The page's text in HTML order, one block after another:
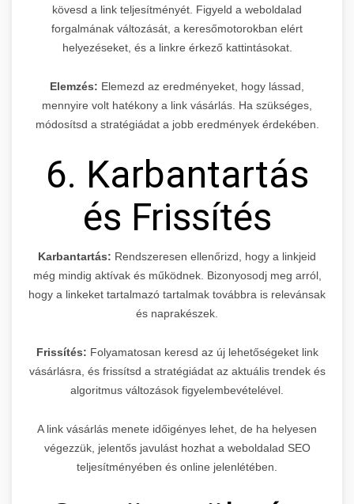
kövesd a link teljesítményét. Figyeld a weboldalad
forgalmának változását, a keresőmotorokban elért
helyezéseket, és a linkre érkező kattintásokat.
Elemzés: Elemezd az eredményeket, hogy lássad,
mennyire volt hatékony a link vásárlás. Ha szükséges,
módosítsd a stratégiádat a jobb eredmények érdekében.
6. Karbantartás
és Frissítés
Karbantartás: Rendszeresen ellenőrizd, hogy a linkjeid
még mindig aktívak és működnek. Bizonyosodj meg arról,
hogy a linkeket tartalmazó tartalmak továbbra is relevánsak
és naprakészek.
Frissítés: Folyamatosan keresd az új lehetőségeket link
vásárlásra, és frissítsd a stratégiádat az aktuális trendek és
algoritmus változások figyelembevételével.
A link vásárlás menete időigényes lehet, de ha helyesen
végezzük, jelentős javulást hozhat a weboldalad SEO
teljesítményében és online jelenlétében.